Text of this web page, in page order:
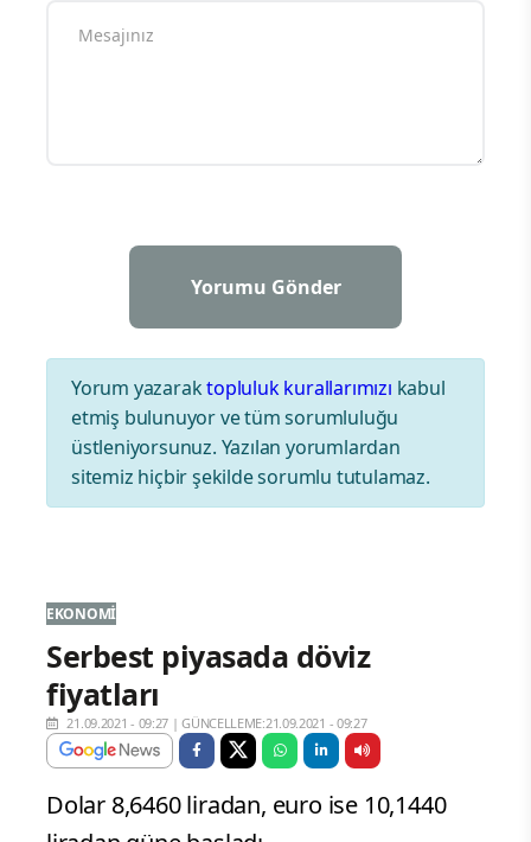
Yorum yazaraktopluluk kurallarımızı kabul
etmiş bulunuyor ve tüm sorumluluğu
üstleniyorsunuz. Yazılan yorumlardan
sitemiz hiçbir şekilde sorumlu tutulamaz.
EKONOMI
Serbest piyasada döviz
fiyatları
21.09.2021 - 09:27 |GÜNCELLEME:21.09.2021 - 09:27
Dolar 8,6460 liradan, euro ise 10,1440